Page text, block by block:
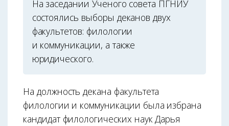
На заседании Ученого совета ПГНИУ
состоялись выборы деканов двух
факультетов: филологии
и коммуникации, а также
юридического.
На должность декана факультета
филологии и коммуникации была избрана
кандидат филологических наук Дарья